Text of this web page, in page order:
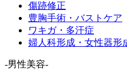
傷跡修正
豊胸手術・バストケア
ワキガ・多汗症
婦人科形成・女性器形
-男性美容-